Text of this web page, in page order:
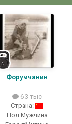
Форумчанин
6,3 тыс
Страна:
Пол:Мужчина